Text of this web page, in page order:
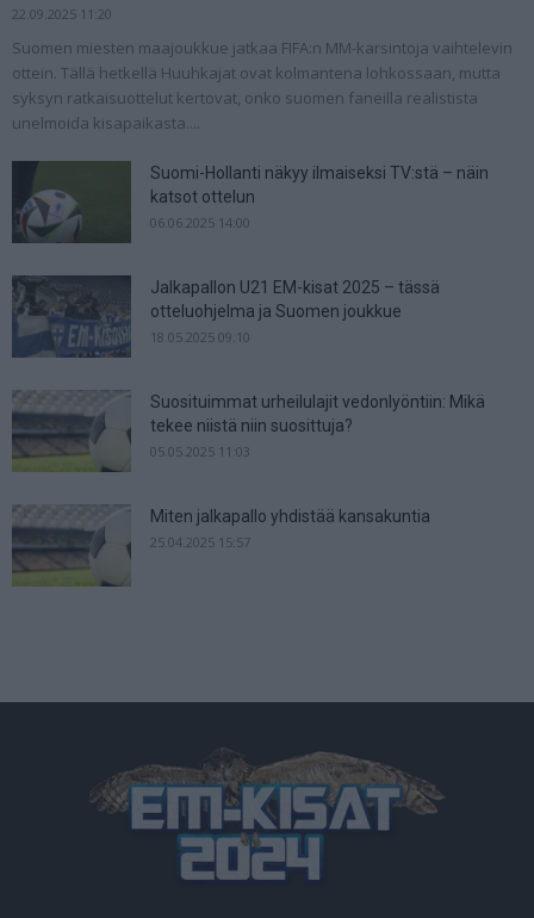
22.09.2025 11:20
Suomen miesten maajoukkue jatkaa FIFA:n MM-karsintoja vaihtelevin
ottein. Tällä hetkellä Huuhkajat ovat kolmantena lohkossaan, mutta
syksyn ratkaisuottelut kertovat, onko suomen faneilla realistista
unelmoida kisapaikasta....
Suomi-Hollanti näkyy ilmaiseksi TV:stä – näin
katsot ottelun
06.06.2025 14:00
Jalkapallon U21 EM-kisat 2025 – tässä
otteluohjelma ja Suomen joukkue
18.05.2025 09:10
Suosituimmat urheilulajit vedonlyöntiin: Mikä
tekee niistä niin suosittuja?
05.05.2025 11:03
Miten jalkapallo yhdistää kansakuntia
25.04.2025 15:57